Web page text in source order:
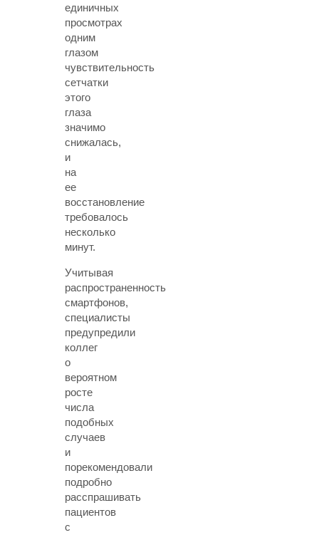
единичных
просмотрах
одним
глазом
чувствительность
сетчатки
этого
глаза
значимо
снижалась,
и
на
ее
восстановление
требовалось
несколько
минут.
Учитывая
распространенность
смартфонов,
специалисты
предупредили
коллег
о
вероятном
росте
числа
подобных
случаев
и
порекомендовали
подробно
расспрашивать
пациентов
с